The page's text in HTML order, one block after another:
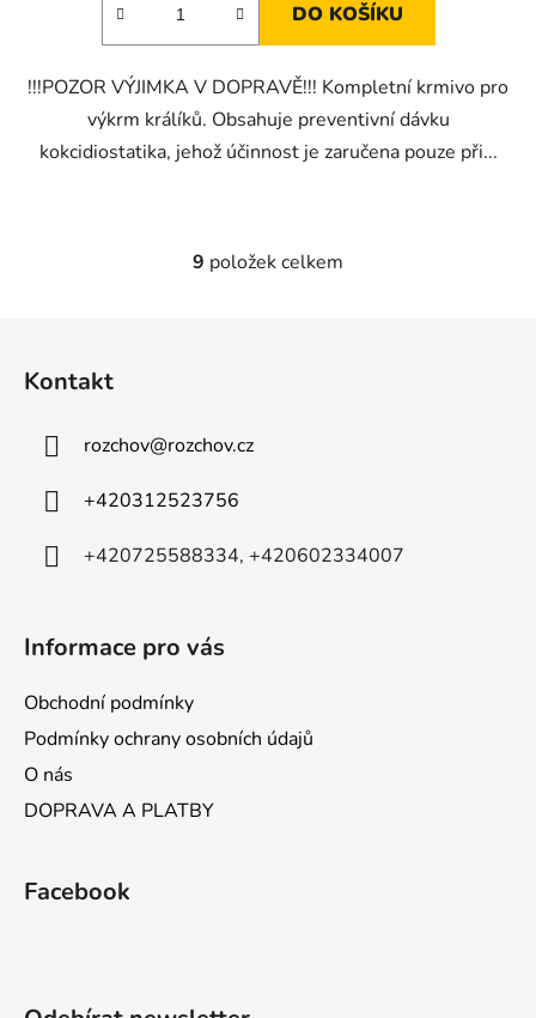
DO KOŠÍKU
!!!POZOR VÝJIMKA V DOPRAVĚ!!! Kompletní krmivo pro
výkrm králíků. Obsahuje preventivní dávku
kokcidiostatika, jehož účinnost je zaručena pouze při...
O
k
s
u
9 položek celkem
Kontakt
rozchov@rozchov.cz
+420312523756
+420725588334, +420602334007
Informace pro vás
Obchodní podmínky
Podmínky ochrany osobních údajů
O nás
DOPRAVA A PLATBY
Facebook